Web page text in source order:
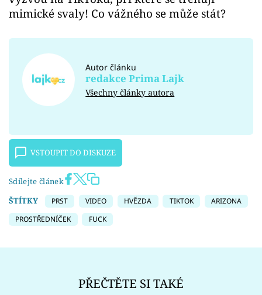
mimické svaly! Co vážného se může stát?
Autor článku
redakce Prima Lajk
Všechny články autora
VSTOUPIT DO DISKUZE
Sdílejte článek
ŠTÍTKY
PRST VIDEO HVĚZDA TIKTOK
ARIZONA
PROSTŘEDNÍČEK
FUCK
PŘEČTĚTE SI TAKÉ